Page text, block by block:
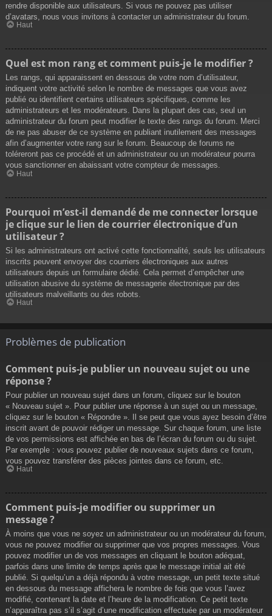
rendre disponible aux utilisateurs. Si vous ne pouvez pas utiliser
d’avatars, nous vous invitons à contacter un administrateur du forum.
Haut
Quel est mon rang et comment puis-je le modifier ?
Les rangs, qui apparaissent en dessous de votre nom d’utilisateur,
indiquent votre activité selon le nombre de messages que vous avez
publié ou identifient certains utilisateurs spécifiques, comme les
administrateurs et les modérateurs. Dans la plupart des cas, seul un
administrateur du forum peut modifier le texte des rangs du forum. Merci
de ne pas abuser de ce système en publiant inutilement des messages
afin d’augmenter votre rang sur le forum. Beaucoup de forums ne
toléreront pas ce procédé et un administrateur ou un modérateur pourra
vous sanctionner en abaissant votre compteur de messages.
Haut
Pourquoi m’est-il demandé de me connecter lorsque
je clique sur le lien de courrier électronique d’un
utilisateur ?
Si les administrateurs ont activé cette fonctionnalité, seuls les utilisateurs
inscrits peuvent envoyer des courriers électroniques aux autres
utilisateurs depuis un formulaire dédié. Cela permet d’empêcher une
utilisation abusive du système de messagerie électronique par des
utilisateurs malveillants ou des robots.
Haut
Problèmes de publication
Comment puis-je publier un nouveau sujet ou une
réponse ?
Pour publier un nouveau sujet dans un forum, cliquez sur le bouton
« Nouveau sujet ». Pour publier une réponse à un sujet ou un message,
cliquez sur le bouton « Répondre ». Il se peut que vous ayez besoin d’être
inscrit avant de pouvoir rédiger un message. Sur chaque forum, une liste
de vos permissions est affichée en bas de l’écran du forum ou du sujet.
Par exemple : vous pouvez publier de nouveaux sujets dans ce forum,
vous pouvez transférer des pièces jointes dans ce forum, etc.
Haut
Comment puis-je modifier ou supprimer un
message ?
À moins que vous ne soyez un administrateur ou un modérateur du forum,
vous ne pouvez modifier ou supprimer que vos propres messages. Vous
pouvez modifier un de vos messages en cliquant le bouton adéquat,
parfois dans une limite de temps après que le message initial ait été
publié. Si quelqu’un a déjà répondu à votre message, un petit texte situé
en dessous du message affichera le nombre de fois que vous l’avez
modifié, contenant la date et l’heure de la modification. Ce petit texte
n’apparaîtra pas s’il s’agit d’une modification effectuée par un modérateur